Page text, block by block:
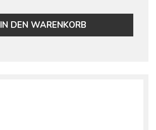
IN DEN WARENKORB